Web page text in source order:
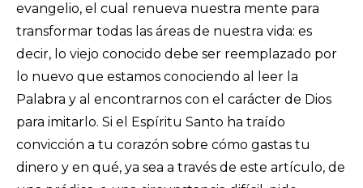
evangelio, el cual renueva nuestra mente para
transformar todas las áreas de nuestra vida: es
decir, lo viejo conocido debe ser reemplazado por
lo nuevo que estamos conociendo al leer la
Palabra y al encontrarnos con el carácter de Dios
para imitarlo. Si el Espíritu Santo ha traído
convicción a tu corazón sobre cómo gastas tu
dinero y en qué, ya sea a través de este artículo, de